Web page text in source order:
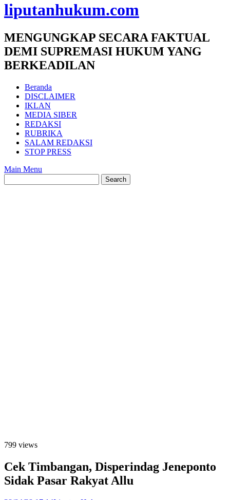
liputanhukum.com
MENGUNGKAP SECARA FAKTUAL
DEMI SUPREMASI HUKUM YANG
BERKEADILAN
Beranda
DISCLAIMER
IKLAN
MEDIA SIBER
REDAKSI
RUBRIKA
SALAM REDAKSI
STOP PRESS
Main Menu
799 views
Cek Timbangan, Disperindag Jeneponto
Sidak Pasar Rakyat Allu